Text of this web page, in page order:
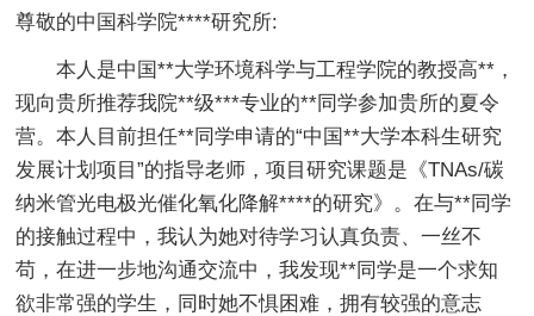
尊敬的中国科学院****研究所:
本人是中国**大学环境科学与工程学院的教授高**，
现向贵所推荐我院**级***专业的**同学参加贵所的夏令
营。本人目前担任**同学申请的“中国**大学本科生研究
发展计划项目”的指导老师，项目研究课题是《TNAs/碳
纳米管光电极光催化氧化降解****的研究》。在与**同学
的接触过程中，我认为她对待学习认真负责、一丝不
苟，在进一步地沟通交流中，我发现**同学是一个求知
欲非常强的学生，同时她不惧困难，拥有较强的意志